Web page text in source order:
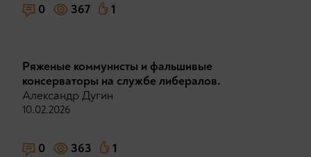
0 367 1
Ряженые коммунисты и фальшивые
консерваторы на службе либералов.
Александр Дугин
10.02.2026
0 363 1